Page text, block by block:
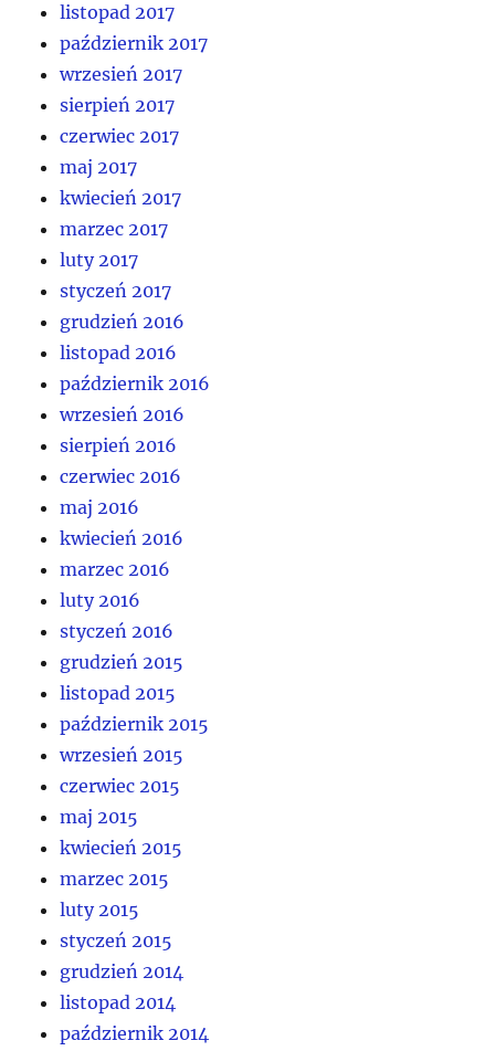
listopad 2017
październik 2017
wrzesień 2017
sierpień 2017
czerwiec 2017
maj 2017
kwiecień 2017
marzec 2017
luty 2017
styczeń 2017
grudzień 2016
listopad 2016
październik 2016
wrzesień 2016
sierpień 2016
czerwiec 2016
maj 2016
kwiecień 2016
marzec 2016
luty 2016
styczeń 2016
grudzień 2015
listopad 2015
październik 2015
wrzesień 2015
czerwiec 2015
maj 2015
kwiecień 2015
marzec 2015
luty 2015
styczeń 2015
grudzień 2014
listopad 2014
październik 2014